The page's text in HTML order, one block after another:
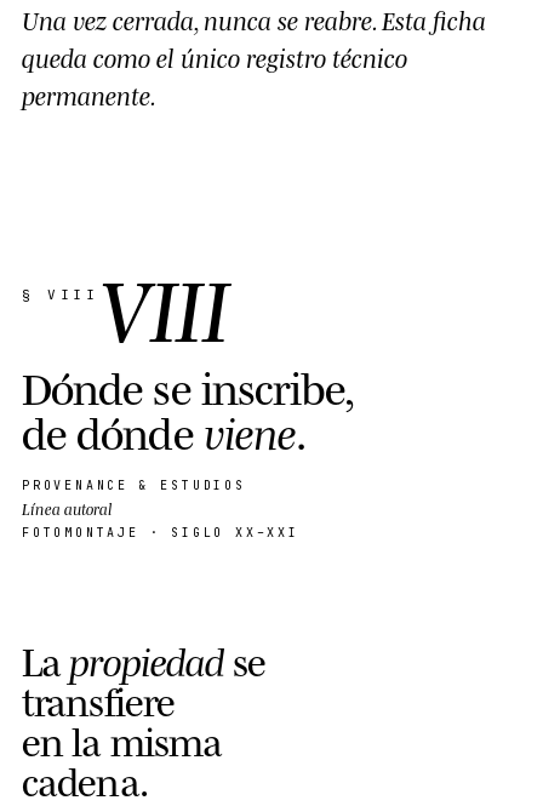
Una vez cerrada, nunca se reabre. Esta ficha
queda como el único registro técnico
permanente.
§ VIII VIII
Dóndeseinscribe,
dedóndeviene.
PROVENANCE & ESTUDIOS
Línea autoral
FOTOMONTAJE · SIGLO XX–XXI
La propiedadse
transfiere
en la misma
cadena.